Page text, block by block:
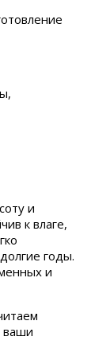
и
к влаге,
годы.
и
ваши